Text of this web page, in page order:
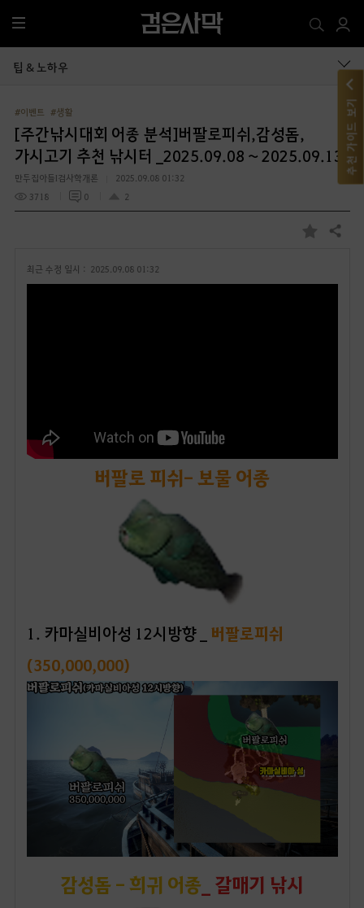
전
체
메
팁 & 노하우
#이벤트 #생활
[주간낚시대회 어종 분석]버팔로피쉬,감성돔,
가시고기 추천 낚시터 _2025.09.08 ~ 2025.09.13
만두집아들I검사학개론
2025.09.08 01:32
3718
0 2
즐
공유하기
최근 수정 일시 : 2025.09.08 01:32
버팔로 피쉬- 보물 어종
1. 카마실비아성 12시방향 _
버팔로피쉬
(350,000,000)
감성돔 - 희귀 어종 _ 갈매기 낚시
추천 가이드 보기